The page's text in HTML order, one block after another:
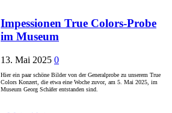
Impessionen True Colors-Probe
im Museum
13. Mai 2025 0
Hier ein paar schöne Bilder von der Generalprobe zu unserem True
Colors Konzert, die etwa eine Woche zuvor, am 5. Mai 2025, im
Museum Georg Schäfer entstanden sind.